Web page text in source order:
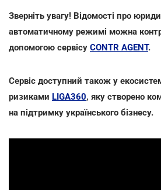
Зверніть увагу! Відомості про
автоматичному режимі можна
допомогою сервісу CONTR AGENT.
Сервіс доступний також у
ризиками LIGA360, яку створено
на підтримку українського бізнесу.